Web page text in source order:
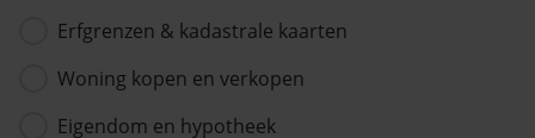
Erfgrenzen & kadastrale kaarten
Woning kopen en verkopen
Eigendom en hypotheek